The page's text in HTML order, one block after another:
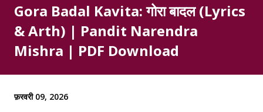
Gora Badal Kavita: गोरा बादल (Lyrics
& Arth) | Pandit Narendra
Mishra | PDF Download
फ़रवरी 09, 2026